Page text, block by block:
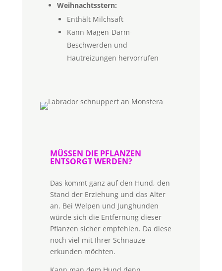
Weihnachtsstern:
Enthält Milchsaft
Kann Magen-Darm-
Beschwerden und
Hautreizungen hervorrufen
MÜSSEN DIE PFLANZEN
ENTSORGT WERDEN?
Das kommt ganz auf den Hund, den
Stand der Erziehung und das Alter
an. Bei Welpen und Junghunden
würde sich die Entfernung dieser
Pflanzen sicher empfehlen. Da diese
noch viel mit Ihrer Schnauze
erkunden möchten.